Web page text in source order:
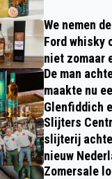
We nemen
Ford whisky
niet zomaar
De man
maakte nu
Glenfiddich
Slijters
slijterij
nieuw
Zomersale